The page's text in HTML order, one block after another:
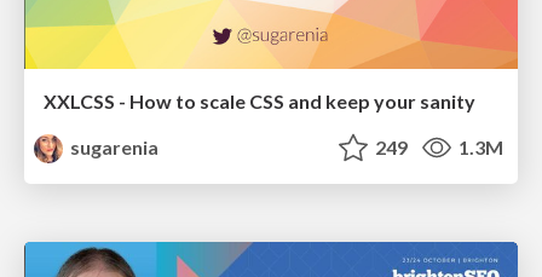
XXLCSS - How to scale CSS and keep your sanity
sugarenia
249 1.3M